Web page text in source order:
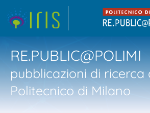
RE.PUBLIC@POLIMI
pubblicazioni di ricerca
Politecnico di Milano